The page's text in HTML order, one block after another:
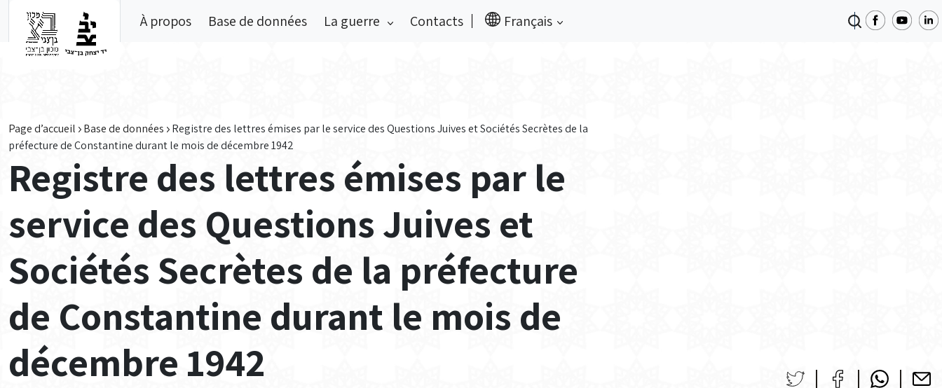
À propos Base de données La guerre Contacts Français
Page d’accueil Base de données
Registre des lettres émises par le service des Questions Juives et Sociétés Secrètes de la
préfecture de Constantine durant le mois de décembre 1942
Registre des lettres émises par le
service des Questions Juives et
Sociétés Secrètes de la préfecture
de Constantine durant le mois de
décembre 1942